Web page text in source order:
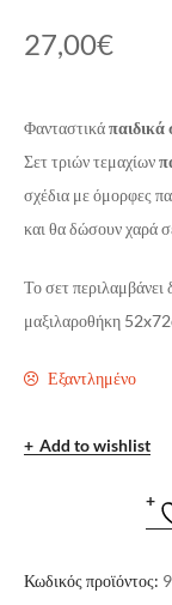
27,00€
Φανταστικάπαιδικά
Σετ τριών τεμαχίων
σχέδια με όμορφες
και θα δώσουν χαρά
Το σετ
μαξιλαροθήκη
Εξαντλημένο
Add to wishlist
Κωδικός προϊόντος: